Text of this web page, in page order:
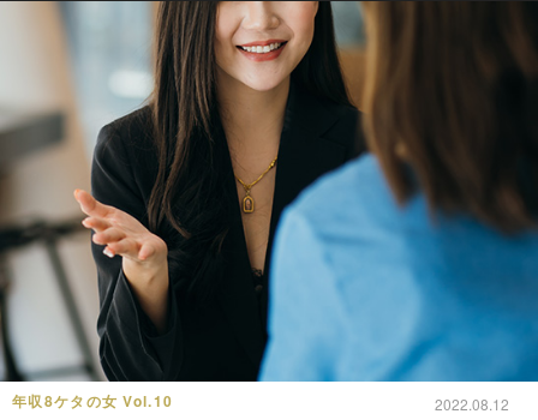
年収8ケタの女 Vol.10 2022.08.12